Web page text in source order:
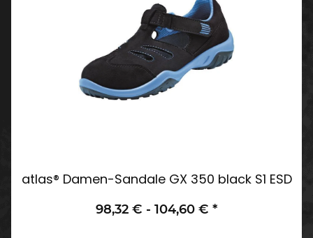
atlas® Damen-Sandale GX 350 black S1 ESD
98,32 € - 104,60 € *